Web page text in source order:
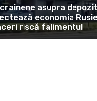
asupra
economia
riscă falimentul